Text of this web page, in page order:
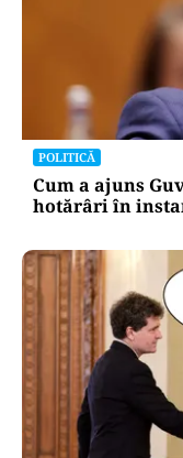
POLITICĂ
Cum a ajuns
hotărâri în